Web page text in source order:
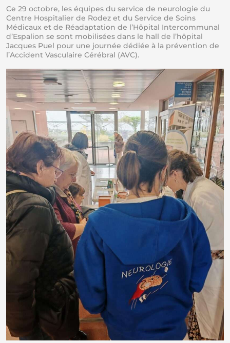
Ce 29 octobre, les équipes du service de neurologie du
Centre Hospitalier de Rodez et du Service de Soins
Médicaux et de Réadaptation de l’Hôpital Intercommunal
d’Espalion se sont mobilisées dans le hall de l’hôpital
Jacques Puel pour une journée dédiée à la prévention de
l’Accident Vasculaire Cérébral (AVC).